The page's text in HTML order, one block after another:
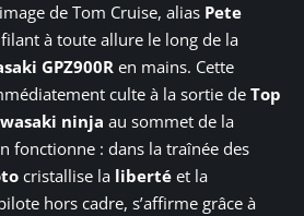
de Tom Cruise, alias Pete
à toute allure le long de la
GPZ900R en mains. Cette
culte à la sortie de Top
ninja au sommet de la
fonctionne : dans la traînée des
cristallise la liberté et la
hors cadre, s’affirme grâce à